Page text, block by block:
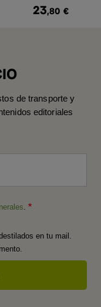
23,80 €
de transporte y
editoriales
en tu mail.